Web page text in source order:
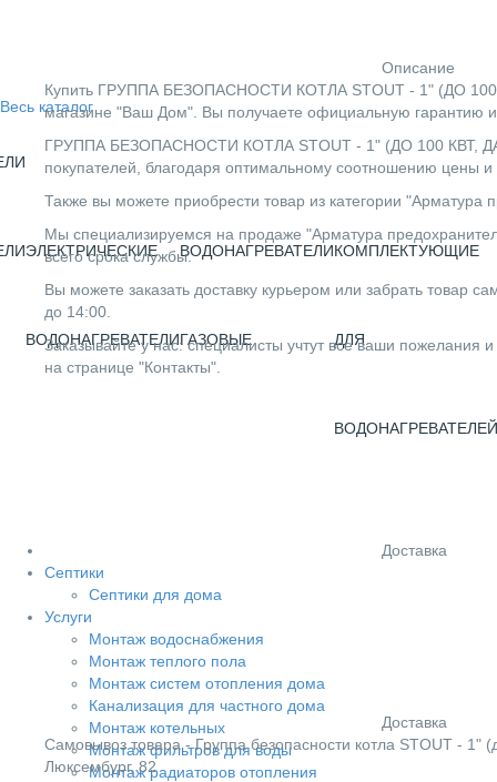
Весь каталог
ЭЛЕКТРИЧЕСКИЕ
ВОДОНАГРЕВАТЕЛИ
ВОДОНАГРЕВАТЕЛИ
ГАЗОВЫЕ
КОМПЛЕКТУЮЩИЕ
ДЛЯ
ВОДОНАГРЕВАТЕЛЕЙ
Септики
Септики для дома
Услуги
Монтаж водоснабжения
Монтаж теплого пола
Монтаж систем отопления дома
Канализация для частного дома
Монтаж котельных
Монтаж фильтров для воды
Монтаж радиаторов отопления
Описание
Купить ГРУППА БЕЗОПАСНОСТИ КОТЛА STOUT - 1" (ДО
магазине "Ваш Дом". Вы получаете официальную гарантию
ГРУППА БЕЗОПАСНОСТИ КОТЛА STOUT - 1" (ДО 100 КВТ,
покупателей, благодаря оптимальному соотношению цены и
Также вы можете приобрести товар из категории "Арматура
Мы специализируемся на продаже "Арматура
всего срока службы.
Вы можете заказать доставку курьером или забрать товар
до 14:00.
Заказывайте у нас: специалисты учтут все ваши
на странице "Контакты".
Доставка
Доставка
Cамовывоз товара - Группа безопасности котла STOUT - 1"
Люксембург, 82